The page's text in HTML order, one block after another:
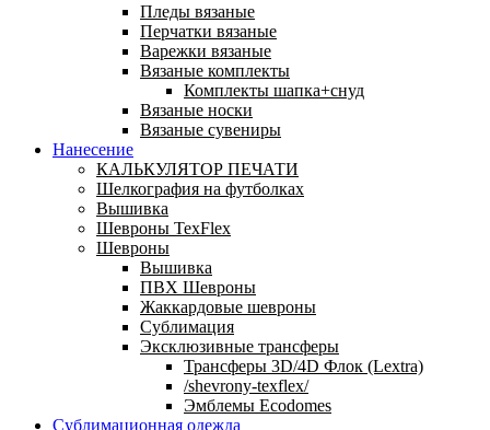
Пледы вязаные
Перчатки вязаные
Варежки вязаные
Вязаные комплекты
Комплекты шапка+снуд
Вязаные носки
Вязаные сувениры
Нанесение
КАЛЬКУЛЯТОР ПЕЧАТИ
Шелкография на футболках
Вышивка
Шевроны TexFlex
Шевроны
Вышивка
ПВХ Шевроны
Жаккардовые шевроны
Сублимация
Эксклюзивные трансферы
Трансферы 3D/4D Флок (Lextra)
/shevrony-texflex/
Эмблемы Ecodomes
Сублимационная одежда